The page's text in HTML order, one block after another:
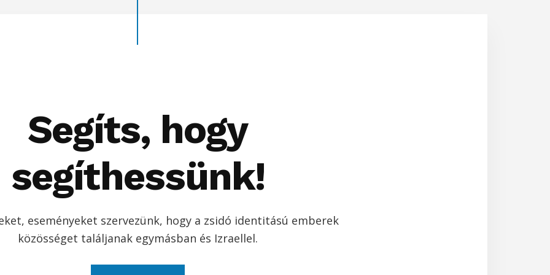
Segíts, hogy
segíthessünk!
eseményeket szervezünk, hogy a zsidó identitású emberek
közösséget találjanak egymásban és Izraellel.